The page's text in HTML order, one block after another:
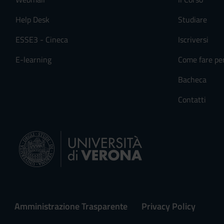
Help Desk
ESSE3 - Cineca
E-learning
Studiare
Iscriversi
Come fare
Bacheca
Contatti
Amministrazione Trasparente Privacy Policy